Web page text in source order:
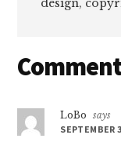
design,
Reader
LoBo
says
SEPTEMBER